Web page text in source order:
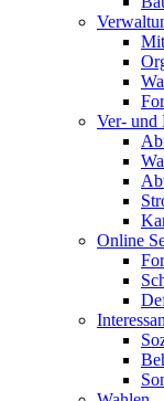
Ver- und
Online